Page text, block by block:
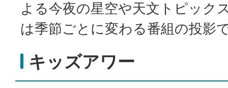
よる今夜の星空や天文トピック
は季節ごとに変わる番組の投影
キッズアワー